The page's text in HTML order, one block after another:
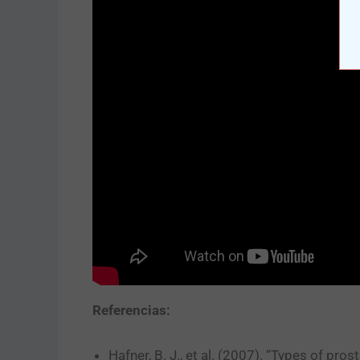
Referencias:
Hafner, B. J., et al. (2007). “Types of